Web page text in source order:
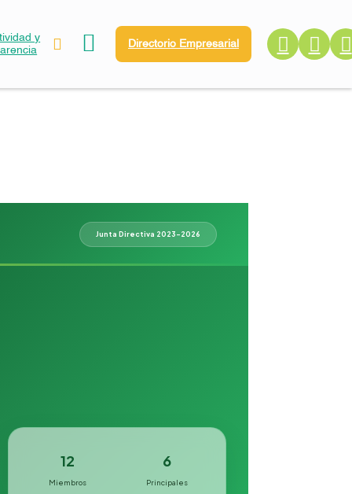
y
Directorio Empresarial
Junta Directiva 2023-2026
12
Miembros
6
Principales